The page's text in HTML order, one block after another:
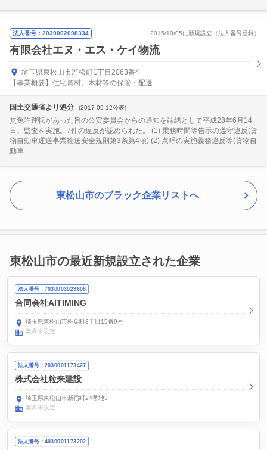
法人番号：2030002098334 2015/10/05に新規設立（法人番号登録）
有限会社エヌ・エス・ケイ物流
埼玉県東松山市若松町1丁目2063番4
【事業概要】住宅資材、木材等の保管・配送
国土交通省より処分 (2017-09-12公表)
無免許運転があった旨の公安委員会からの通知を端緒として平成28年6月14
日、監査を実施。7件の違反が認められた。 (1) 乗務時間等告示の遵守違反(貨
物自動車運送事業輸送安全規則第3条第4項) (2) 点呼の実施義務違反等(貨物自
動車...
東松山市のブラック企業リストへ
東松山市の最近新規設立された企業
法人番号：7030003029606
合同会社AITIMING
埼玉県東松山市松葉町3丁目15番9号
業界未設定
法人番号：2030001173427
株式会社粒来建設
埼玉県東松山市新宿町24番地3
業界未設定
法人番号：4030001173202